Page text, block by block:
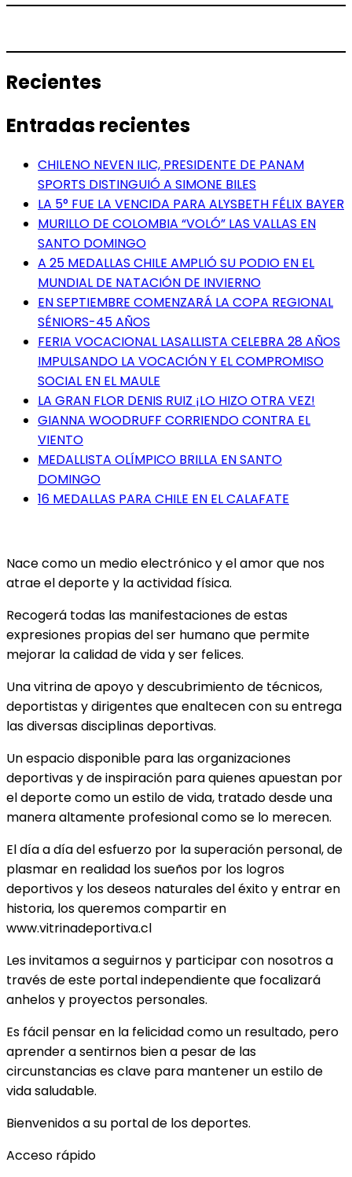
Recientes
Entradas recientes
CHILENO NEVEN ILIC, PRESIDENTE DE PANAM
SPORTS DISTINGUIÓ A SIMONE BILES
LA 5° FUE LA VENCIDA PARA ALYSBETH FÉLIX BAYER
MURILLO DE COLOMBIA “VOLÓ” LAS VALLAS EN
SANTO DOMINGO
A 25 MEDALLAS CHILE AMPLIÓ SU PODIO EN EL
MUNDIAL DE NATACIÓN DE INVIERNO
EN SEPTIEMBRE COMENZARÁ LA COPA REGIONAL
SÉNIORS-45 AÑOS
FERIA VOCACIONAL LASALLISTA CELEBRA 28 AÑOS
IMPULSANDO LA VOCACIÓN Y EL COMPROMISO
SOCIAL EN EL MAULE
LA GRAN FLOR DENIS RUIZ ¡LO HIZO OTRA VEZ!
GIANNA WOODRUFF CORRIENDO CONTRA EL
VIENTO
MEDALLISTA OLÍMPICO BRILLA EN SANTO
DOMINGO
16 MEDALLAS PARA CHILE EN EL CALAFATE
Nace como un medio electrónico y el amor que nos
atrae el deporte y la actividad física.
Recogerá todas las manifestaciones de estas
expresiones propias del ser humano que permite
mejorar la calidad de vida y ser felices.
Una vitrina de apoyo y descubrimiento de técnicos,
deportistas y dirigentes que enaltecen con su entrega
las diversas disciplinas deportivas.
Un espacio disponible para las organizaciones
deportivas y de inspiración para quienes apuestan por
el deporte como un estilo de vida, tratado desde una
manera altamente profesional como se lo merecen.
El día a día del esfuerzo por la superación personal, de
plasmar en realidad los sueños por los logros
deportivos y los deseos naturales del éxito y entrar en
historia, los queremos compartir en
www.vitrinadeportiva.cl
Les invitamos a seguirnos y participar con nosotros a
través de este portal independiente que focalizará
anhelos y proyectos personales.
Es fácil pensar en la felicidad como un resultado, pero
aprender a sentirnos bien a pesar de las
circunstancias es clave para mantener un estilo de
vida saludable.
Bienvenidos a su portal de los deportes.
Acceso rápido